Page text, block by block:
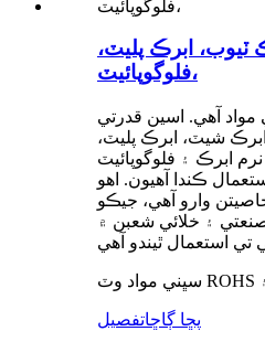
ٽيوب، ابرڪ پليٽ،
فلوگوپائيٽ،
آهي. اسين قدرتي
شيٽ، ابرڪ پليٽ،
ابرڪ ۽ فلوگوپائيٽ
ڪندا آهيون. اهو
وارو آهي، جيڪو
۽ خلائي شعبن ۾
پڇا ڳاڇاتفصيل